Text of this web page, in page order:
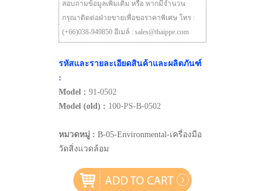
สอบถามข้อมูลเพิ่มเติม หรือ หากมีจำนวน
กรุณาติดต่อฝ่ายขายเพื่อขอราคาพิเศษ โทร :
(+66)038-949850 อีเมล์ : sales@thaippe.com
รหัสและรายละเอียดสินค้าและผลิตภันฑ์
:
Model : 91-0502
Model (old) : 100-PS-B-0502
หมวดหมู่ : B-05-Environmental-เครื่องมือ
วัดสิ่งแวดล้อม